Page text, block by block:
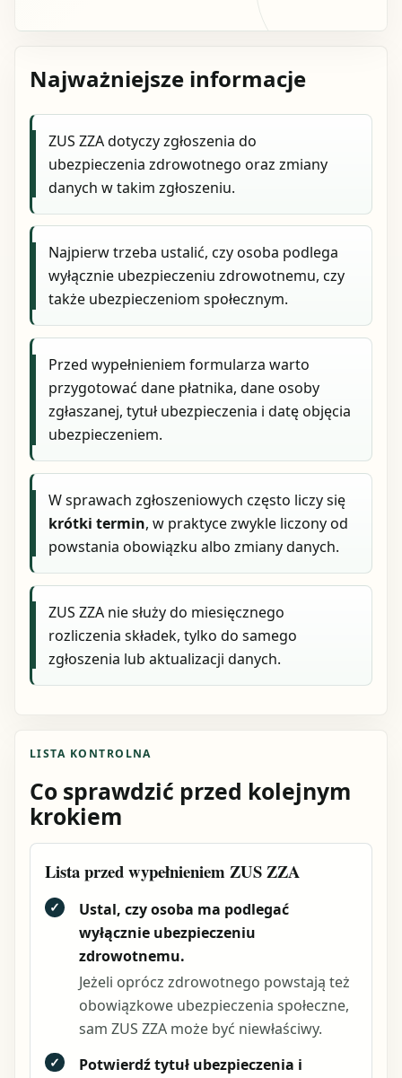
Najważniejsze informacje
ZUS ZZA dotyczy zgłoszenia do
ubezpieczenia zdrowotnego oraz zmiany
danych w takim zgłoszeniu.
Najpierw trzeba ustalić, czy osoba podlega
wyłącznie ubezpieczeniu zdrowotnemu, czy
także ubezpieczeniom społecznym.
Przed wypełnieniem formularza warto
przygotować dane płatnika, dane osoby
zgłaszanej, tytuł ubezpieczenia i datę objęcia
ubezpieczeniem.
W sprawach zgłoszeniowych często liczy się
krótki termin, w praktyce zwykle liczony od
powstania obowiązku albo zmiany danych.
ZUS ZZA nie służy do miesięcznego
rozliczenia składek, tylko do samego
zgłoszenia lub aktualizacji danych.
LISTA KONTROLNA
Co sprawdzić przed kolejnym
krokiem
Lista przed wypełnieniem ZUS ZZA
✓
Ustal, czy osoba ma podlegać
wyłącznie ubezpieczeniu
zdrowotnemu.
Jeżeli oprócz zdrowotnego powstają też
obowiązkowe ubezpieczenia społeczne,
sam ZUS ZZA może być niewłaściwy.
✓
Potwierdź tytuł ubezpieczenia i